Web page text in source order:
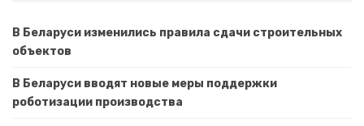
В Беларуси изменились правила сдачи строительных
объектов
В Беларуси вводят новые меры поддержки
роботизации производства